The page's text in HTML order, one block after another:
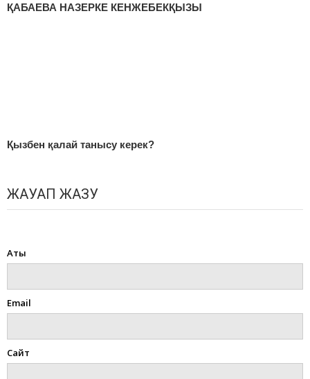
ҚАБАЕВА НАЗЕРКЕ КЕНЖЕБЕКҚЫЗЫ
Қызбен қалай танысу керек?
ЖАУАП ЖАЗУ
Аты
Email
Сайт